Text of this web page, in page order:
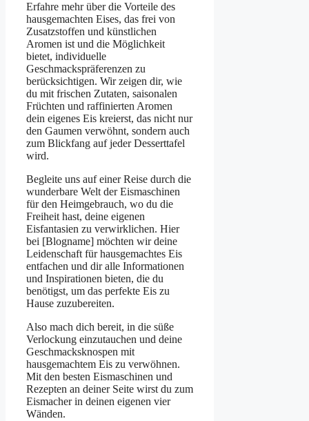
Erfahre mehr über die Vorteile des
hausgemachten Eises, das frei von
Zusatzstoffen und künstlichen
Aromen ist und die Möglichkeit
bietet, individuelle
Geschmackspräferenzen zu
berücksichtigen. Wir zeigen dir, wie
du mit frischen Zutaten, saisonalen
Früchten und raffinierten Aromen
dein eigenes Eis kreierst, das nicht nur
den Gaumen verwöhnt, sondern auch
zum Blickfang auf jeder Desserttafel
wird.
Begleite uns auf einer Reise durch die
wunderbare Welt der Eismaschinen
für den Heimgebrauch, wo du die
Freiheit hast, deine eigenen
Eisfantasien zu verwirklichen. Hier
bei [Blogname] möchten wir deine
Leidenschaft für hausgemachtes Eis
entfachen und dir alle Informationen
und Inspirationen bieten, die du
benötigst, um das perfekte Eis zu
Hause zuzubereiten.
Also mach dich bereit, in die süße
Verlockung einzutauchen und deine
Geschmacksknospen mit
hausgemachtem Eis zu verwöhnen.
Mit den besten Eismaschinen und
Rezepten an deiner Seite wirst du zum
Eismacher in deinen eigenen vier
Wänden.